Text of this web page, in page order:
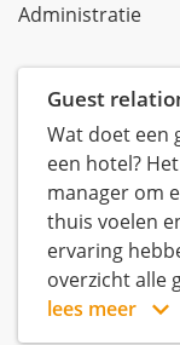
Administratie
Guest
Wat doet een
een hotel?
manager om
thuis voelen
ervaring
overzicht alle
lees meer